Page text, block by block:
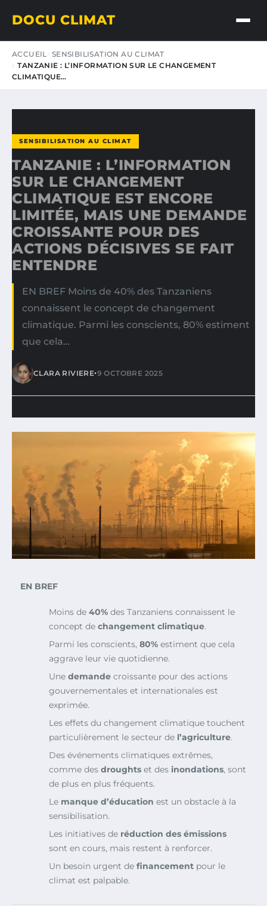
DOCU CLIMAT
ACCUEIL SENSIBILISATION AU CLIMAT
TANZANIE : L’INFORMATION SUR LE CHANGEMENT
CLIMATIQUE…
SENSIBILISATION AU CLIMAT
TANZANIE : L’INFORMATION
SUR LE CHANGEMENT
CLIMATIQUE EST ENCORE
LIMITÉE, MAIS UNE DEMANDE
CROISSANTE POUR DES
ACTIONS DÉCISIVES SE FAIT
ENTENDRE
EN BREF Moins de 40% des Tanzaniens
connaissent le concept de changement
climatique. Parmi les conscients, 80% estiment
que cela…
CLARA RIVIERE•9 OCTOBRE 2025
EN BREF
Moins de 40% des Tanzaniens connaissent le
concept de changement climatique.
Parmi les conscients, 80% estiment que cela
aggrave leur vie quotidienne.
Une demande croissante pour des actions
gouvernementales et internationales est
exprimée.
Les effets du changement climatique touchent
particulièrement le secteur de l’agriculture.
Des événements climatiques extrêmes,
comme des droughts et des inondations, sont
de plus en plus fréquents.
Le manque d’éducation est un obstacle à la
sensibilisation.
Les initiatives de réduction des émissions
sont en cours, mais restent à renforcer.
Un besoin urgent de financement pour le
climat est palpable.